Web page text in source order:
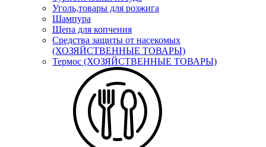
Уголь,товары для розжига
Шампура
Щепа для копчения
Средства защиты от насекомых
(ХОЗЯЙСТВЕННЫЕ ТОВАРЫ)
Термос (ХОЗЯЙСТВЕННЫЕ ТОВАРЫ)